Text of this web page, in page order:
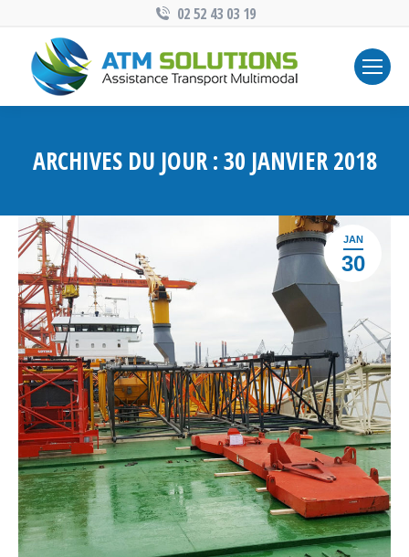
02 52 43 03 19
ARCHIVES DU JOUR :30 JANVIER 2018
JAN
30